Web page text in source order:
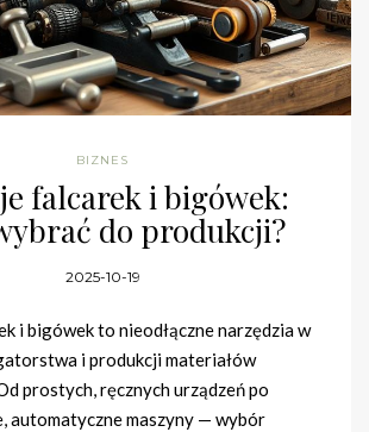
BIZNES
falcarek i bigówek:
do produkcji?
2025-10-19
i bigówek to nieodłączne narzędzia w
i produkcji materiałów
prostych, ręcznych urządzeń po
automatyczne maszyny — wybór